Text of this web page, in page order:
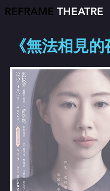
REFRAME THEATRE
《無法相見的